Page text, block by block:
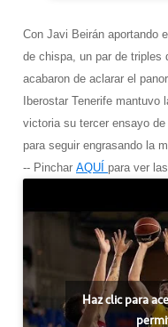
Con Javi Beirán aportando
de chispa, un par de triples
acabaron de aclarar el
Iberostar Tenerife mantuvo
victoria su tercer ensayo
para seguir engrasando la
-- Pinchar AQUÍ para ver
Haz clic para